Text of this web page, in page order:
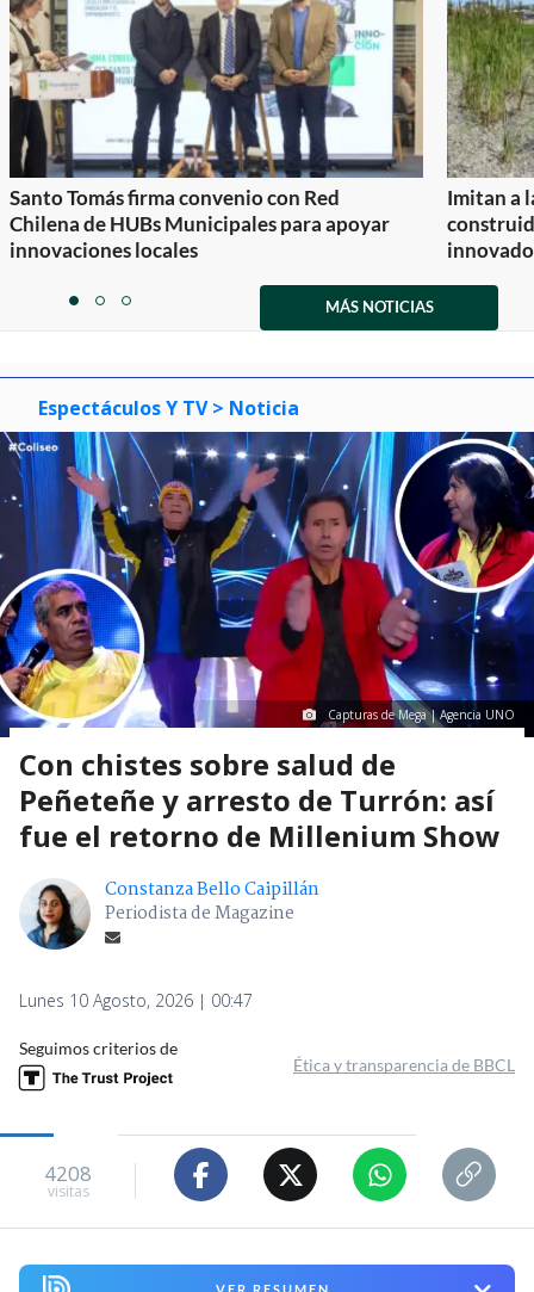
Santo Tomás firma convenio con Red
Chilena de HUBs Municipales para apoyar
innovaciones locales
Imitan a
itemitemitem
MÁS NOTICIAS
Espectáculos Y TV > Noticia
Capturas de Mega | Agencia UNO
Con chistes sobre salud de
Peñeteñe y arresto de Turrón: así
fue el retorno de Millenium Show
Constanza Bello Caipillán
Periodista de Magazine
Lunes 10 Agosto, 2026 | 00:47
Seguimos criterios de
Ética y transparencia de BBCL
4208
visitas